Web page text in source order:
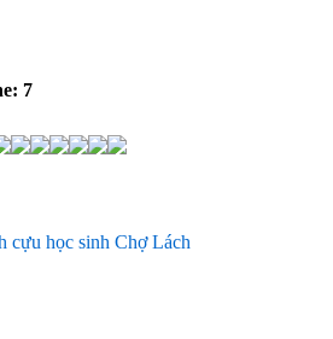
Đức
Bình
7
cựu học sinh Chợ Lách